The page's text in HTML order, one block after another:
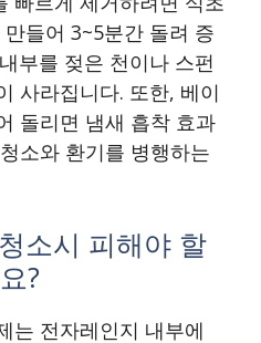
들어 3~5분간 돌려 증
부를 젖은 천이나 스펀
사라집니다. 또한, 베이
돌리면 냄새 흡착 효과
소와 환기를 병행하는
소시 피해야 할
?
는 전자레인지 내부에